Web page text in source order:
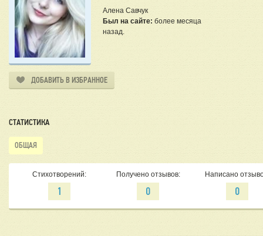
Алена Савчук
Был на сайте: более месяца
назад.
ДОБАВИТЬ В ИЗБРАННОЕ
СТАТИСТИКА
ОБЩАЯ
Стихотворений:
1
Получено отзывов:
0
Написано
0